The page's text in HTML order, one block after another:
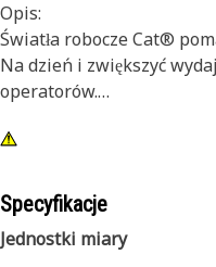
Opis:
Światła robocze Cat®
Na dzień i zwiększyć
operatorów.
Atrybuty:
wysokim poziomie drgań
2) Światła Cat można
maszynach znajdujących
Specyfikacje
Jednostki miary